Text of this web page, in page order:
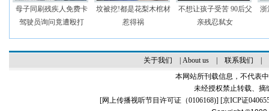
母子同刷残疾人免费卡
驾驶员询问竟遭殴打
坟被挖!都是花梨木棺材
惹得祸
不想让孩子受苦 90后父
亲残忍弑女
浙
关于我们 About us| 联系我们
本网站所刊载信息，不代表
未经授权禁止转载、摘
[网上传播视听节目许可证（0106168)] [京ICP证